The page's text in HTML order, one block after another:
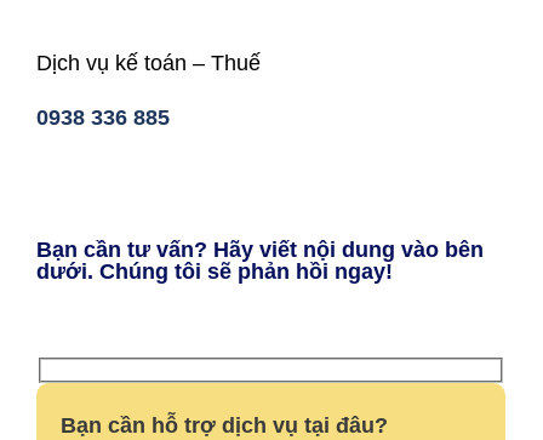
Dịch vụ kế toán – Thuế
0938 336 885
Bạn cần tư vấn? Hãy viết nội dung vào bên
dưới. Chúng tôi sẽ phản hồi ngay!
Bạn cần hỗ trợ dịch vụ tại đâu?